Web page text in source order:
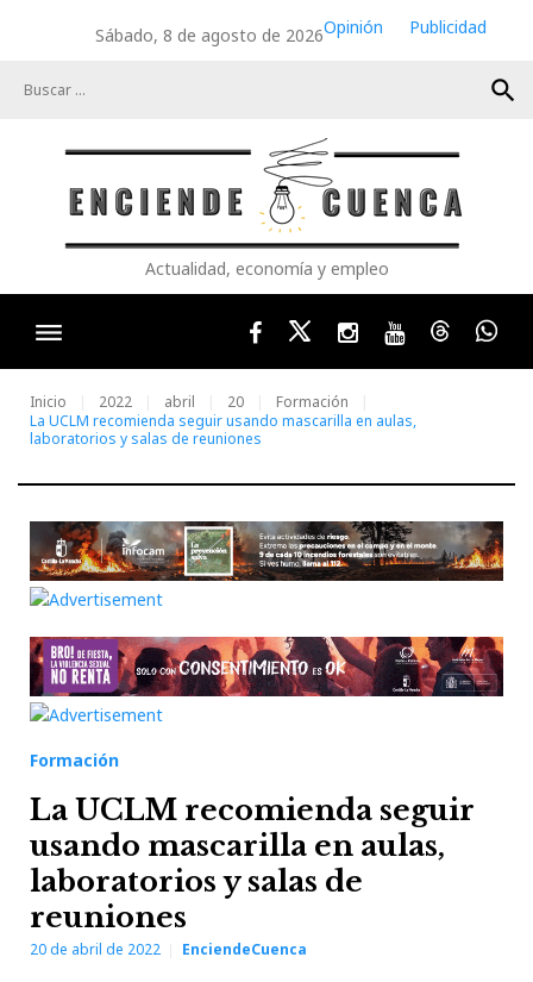
Sábado, 8 de agosto de 2026Opinión
Publicidad
search
Actualidad, economía y empleo
FacebookTwitterInstagram
YoutubeThreads
Inicio 2022 abril 20
Formación
La UCLM recomienda seguir usando mascarilla en aulas,
laboratorios y salas de reuniones
Formación
La UCLM recomienda seguir
usando mascarilla en aulas,
laboratorios y salas de
reuniones
20 de abril de 2022 EnciendeCuenca